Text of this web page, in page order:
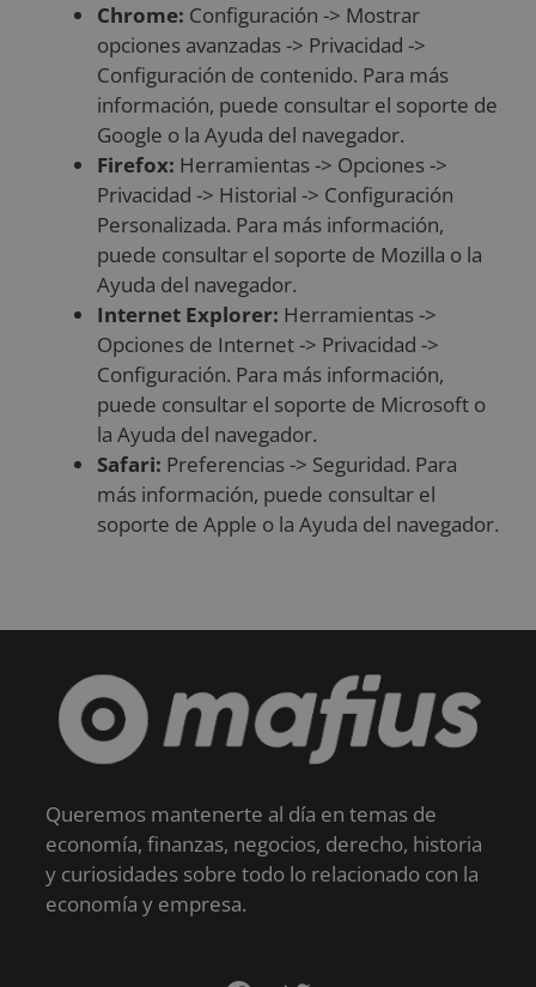
Chrome: Configuración -> Mostrar
opciones avanzadas -> Privacidad ->
Configuración de contenido. Para más
información, puede consultar el soporte de
Google o la Ayuda del navegador.
Firefox: Herramientas -> Opciones ->
Privacidad -> Historial -> Configuración
Personalizada. Para más información,
puede consultar el soporte de Mozilla o la
Ayuda del navegador.
Internet Explorer: Herramientas ->
Opciones de Internet -> Privacidad ->
Configuración. Para más información,
puede consultar el soporte de Microsoft o
la Ayuda del navegador.
Safari: Preferencias -> Seguridad. Para
más información, puede consultar el
soporte de Apple o la Ayuda del navegador.
Queremos mantenerte al día en temas de
economía, finanzas, negocios, derecho, historia
y curiosidades sobre todo lo relacionado con la
economía y empresa.